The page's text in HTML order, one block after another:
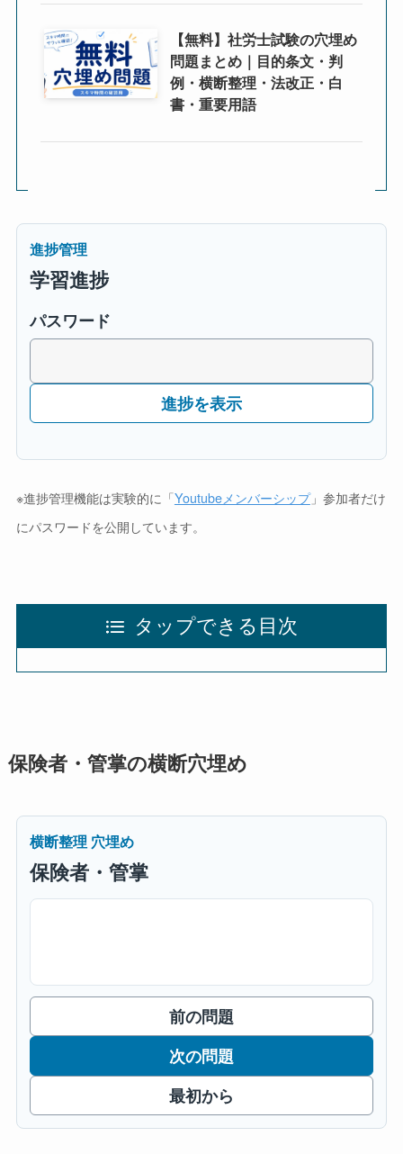
【無料】社労士試験の穴埋め
問題まとめ｜目的条文・判
例・横断整理・法改正・白
書・重要用語
進捗管理
学習進捗
パスワード
進捗を表示
※進捗管理機能は実験的に「Youtubeメンバーシップ」参加者だけ
にパスワードを公開しています。
タップできる目次
保険者・管掌の横断穴埋め
横断整理 穴埋め
保険者・管掌
前の問題
次の問題
最初から